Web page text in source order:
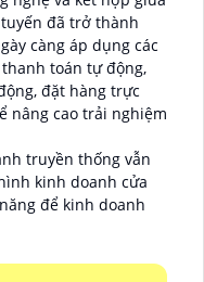
đã trở thành
càng áp dụng các
toán tự động,
đặt hàng trực
nâng cao trải nghiệm
truyền thống vẫn
kinh doanh cửa
để kinh doanh